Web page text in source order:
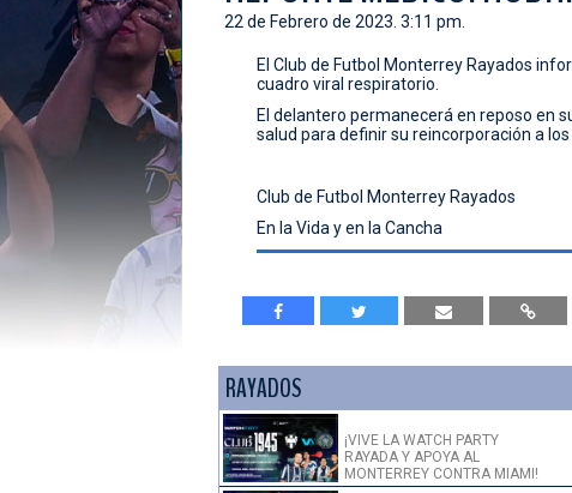
22 de Febrero de 2023. 3:11 pm.
El Club de Futbol Monterrey Rayados
cuadro viral respiratorio.
El delantero permanecerá en reposo en
salud para definir su reincorporación a
Club de Futbol Monterrey Rayados
En la Vida y en la Cancha
RAYADOS
¡VIVE LA WATCH PARTY
RAYADA Y APOYA AL
MONTERREY CONTRA MIAMI!